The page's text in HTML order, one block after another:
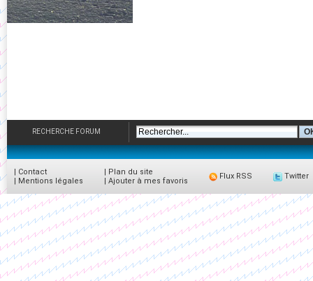
RECHERCHE FORUM
| Contact
| Mentions légales
| Plan du site
| Ajouter à mes favoris
Flux RSS Twitter